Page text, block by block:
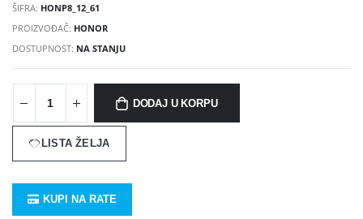
ŠIFRA: HONP8_12_61
PROIZVOĐAČ: HONOR
DOSTUPNOST: NA STANJU
DODAJ U KORPU
LISTA ŽELJA
KUPI NA RATE